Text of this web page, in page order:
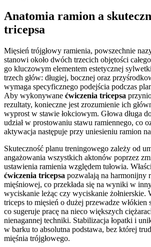
Anatomia ramion a
tricepsa
Mięsień trójgłowy ramienia, powszechnie
stanowi około dwóch trzecich objętości
go kluczowym elementem estetycznej
trzech głów: długiej, bocznej oraz
wymaga specyficznego podejścia podczas
Aby wykonywane ćwiczenia tricepsa
rezultaty, konieczne jest zrozumienie ich
wyprost w stawie łokciowym. Głowa długa
udział w prostowaniu stawu ramiennego, co
aktywacja następuje przy uniesieniu ramion
Skuteczność planu treningowego zależy od
angażowania wszystkich aktonów poprzez
ustawienia ramienia względem tułowia.
ćwiczenia tricepsa pozwalają na harmonijny
mięśniowej, co przekłada się na wyniki w
wyciskanie leżąc czy wyciskanie żołnierskie.
triceps to mięsień o dużej przewadze
co sugeruje pracę na nieco większych
nienagannej techniki. Stabilizacja łopatki i
w barku to absolutna podstawa, bez której
mięśnia trójgłowego.